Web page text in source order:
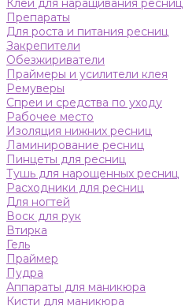
Клей для наращивания ресниц
Препараты
Для роста и питания ресниц
Закрепители
Обезжириватели
Праймеры и усилители клея
Ремуверы
Спреи и средства по уходу
Рабочее место
Изоляция нижних ресниц
Ламинирование ресниц
Пинцеты для ресниц
Тушь для нарощенных ресниц
Расходники для ресниц
Для ногтей
Воск для рук
Втирка
Гель
Праймер
Пудра
Аппараты для маникюра
Кисти для маникюра